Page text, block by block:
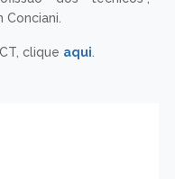
clique aqui